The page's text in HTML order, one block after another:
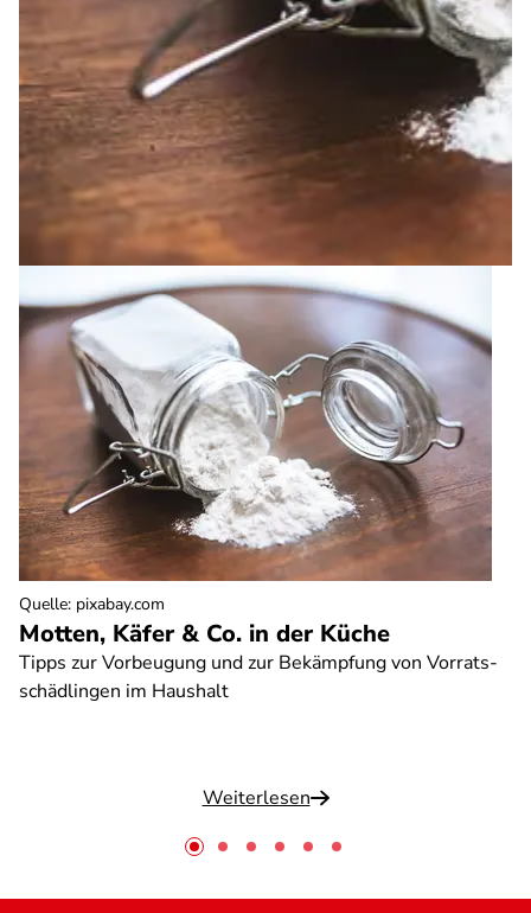
Motten, Käfer & Co. in der Küche
Tipps zur Vorbeugung und zur Bekämpfung von Vorrats-
schädlingen im Haushalt
Weiterlesen
Quelle: pixabay.com